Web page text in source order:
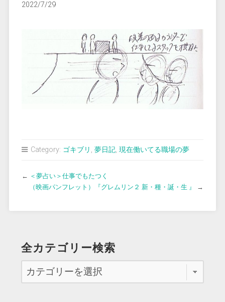
2022/7/29
Category: ゴキブリ , 夢日記, 現在働いてる職場の夢
← ＜夢占い＞仕事でもたつく
（映画パンフレット）『グレムリン２ 新・種・誕・生 』
→
全カテゴリー検索